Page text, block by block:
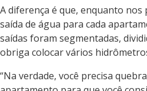
A diferença é que, enquanto
saída de água para cada
saídas foram segmentadas,
obriga colocar vários
“Na verdade, você precisa